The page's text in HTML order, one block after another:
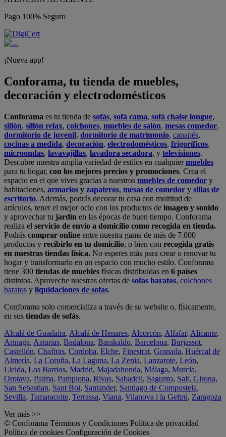
Pago 100% Seguro
¡Nueva app!
Conforama, tu tienda de muebles,
decoración y electrodomésticos
Conforama es tu tienda de sofás, sofá cama, sofá chaise longue,
sillón, sillón relax, colchones, muebles de salón, mesas comedor,
dormitorio de juvenil, dormitorio de matrimonio, canapés,
cocinas a medida, decoración, electrodomésticos, frigoríficos,
microondas, lavavajillas, lavadora secadora, y televisiones.
Descubre nuestra amplia variedad de estilos en cualquiermuebles
para tu hogar, con los mejores precios y promociones. Crea el
espacio en el que vives gracias a nuestros muebles de comedor y
habitaciones, armarios y zapateros, mesas de comedor y sillas de
escritorio. Además, podrás decorar tu casa con multitud de
artículos, tener el mejor ocio con los productos de imagen y sonido
y aprovechar tu jardín en las épocas de buen tiempo. Conforama
realiza el servicio de envío a domicilio como recogida en tienda.
Podrás comprar online entre nuestra gama de más de 7.000
productos y recibirlo en tu domicilio, o bien con recogida gratis
en nuestras tiendas física. No esperes más para crear o renovar tu
hogar y transformarlo en un espacio con mucho estilo. Conforama
tiene 300 tiendas de muebles físicas distribuidas en 6 países
distintos. Aproveche nuestras ofertas de sofas baratos, colchones
baratos y liquidaciones de sofas.
Conforama solo comercializa a través de su website o, físicamente,
en sus tiendas de sofás.
Alcalá de Guadaíra, Alcalá de Henares, Alcorcón, Alfafar, Alicante,
Arinaga, Asturias, Badalona, Barakaldo, Barcelona, Burjassot,
Castellón, Chafiras, Cordoba, Elche, Finestrat, Granada, Huércal de
Almería, La Coruña, La Laguna, La Zenia, Lanzarote, León,
Lleida, Los Barrios, Madrid, Majadahonda, Málaga, Murcia,
Orotava, Palma, Pamplona, Rivas, Sabadell, Sagunto, Salt, Girona,
San Sebastian, Sant Boi, Santander, Santiago de Compostela,
Sevilla, Tamaraceite, Terrassa, Viana, Vilanova i la Geltrú, Zaragoza
Ver más >>
© Conforama Términos y Condiciones Política de privacidad
Política de cookies Configuración de Cookies